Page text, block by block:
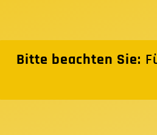
Bitte beachten Sie: